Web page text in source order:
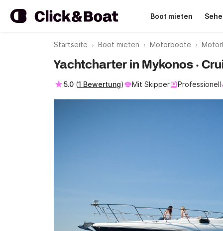
Boot mieten
Startseite Boot mieten Motorboote
Yachtcharter in Mykonos ·
5.0 (1 Bewertung) Mit Skipper Professionell